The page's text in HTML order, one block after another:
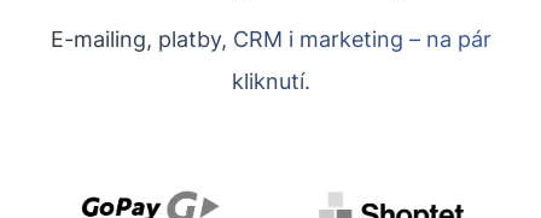
E-mailing, platby, CRM i marketing – na pár
kliknutí.